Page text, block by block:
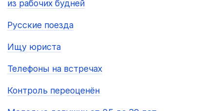
из рабочих будней
Русские поезда
Ищу юриста
Телефоны на встречах
Контроль переоценён